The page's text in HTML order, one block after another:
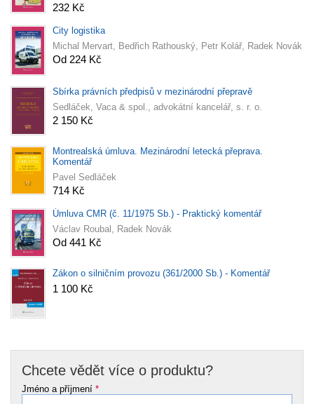
232 Kč
City logistika
Michal Mervart, Bedřich Rathouský, Petr Kolář, Radek Novák
Od 224 Kč
Sbírka právních předpisů v mezinárodní přepravě
Sedláček, Vaca & spol., advokátní kancelář, s. r. o.
2 150 Kč
Montrealská úmluva. Mezinárodní letecká přeprava.
Komentář
Pavel Sedláček
714 Kč
Úmluva CMR (č. 11/1975 Sb.) - Praktický komentář
Václav Roubal, Radek Novák
Od 441 Kč
Zákon o silničním provozu (361/2000 Sb.) - Komentář
1 100 Kč
Chcete vědět více o produktu?
Jméno a příjmení *